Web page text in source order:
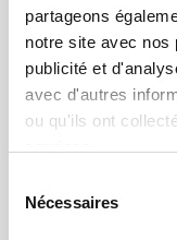
partageons
notre site avec nos
publicité et
avec d'autres
ou qu'ils ont
Nécessaires
20.02.2025 | parGuillaume
La mesure
pénétration